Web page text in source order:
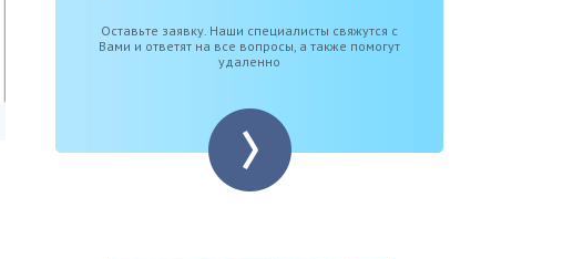
Оставьте заявку. Наши специалисты свяжутся с
Вами и ответят на все вопросы, а также помогут
удаленно